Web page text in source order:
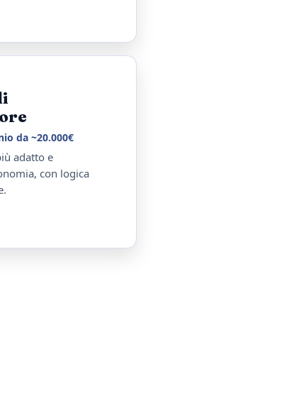
da ~20.000€
adatto e
con logica